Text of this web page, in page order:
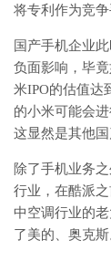
将专利作为竞
国产手机企业
负面影响，毕
米IPO的估值达
的小米可能会
这显然是其他国
除了手机业务
行业，在酷派
中空调行业的
了美的、奥克斯